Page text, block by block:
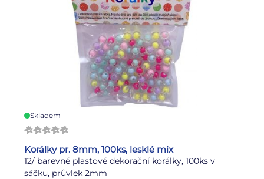
Skladem
Korálky pr. 8mm, 100ks, lesklé mix
12/ barevné plastové dekorační korálky, 100ks v
sáčku, průvlek 2mm